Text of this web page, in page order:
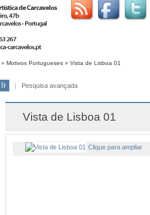
| Pesquisa avançada
» Motivos Portugueses » Vista de Lisboa 01
Vista de Lisboa 01
Clique para ampliar